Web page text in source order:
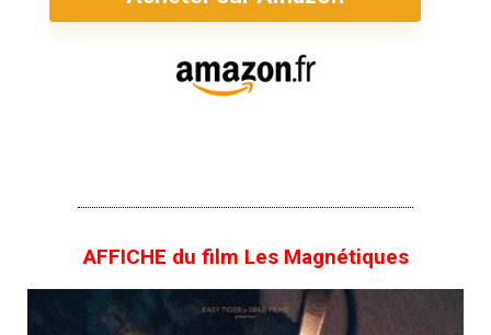
AFFICHE du film Les Magnétiques